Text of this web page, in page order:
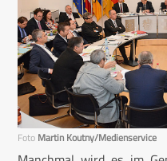
Foto Martin Koutny/Medienservice